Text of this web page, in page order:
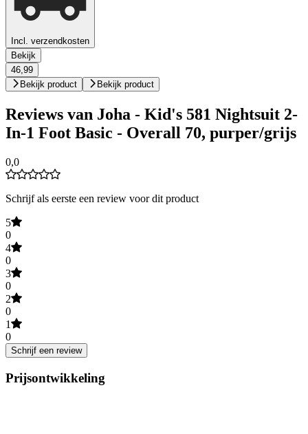
Incl. verzendkosten
Bekijk
46,99
Bekijk product
Bekijk product
Reviews van Joha - Kid's 581 Nightsuit 2-
In-1 Foot Basic - Overall 70, purper/grijs
0,0
Schrijf als eerste een review voor dit product
5
0
4
0
3
0
2
0
1
0
Schrijf een review
Prijsontwikkeling